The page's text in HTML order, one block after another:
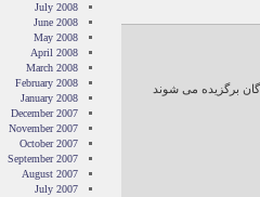
برگزیده می شوند
July 2008
June 2008
May 2008
April 2008
March 2008
February 2008
January 2008
December 2007
November 2007
October 2007
September 2007
August 2007
July 2007